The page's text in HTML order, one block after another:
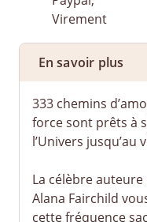
En savoir plus
333 chemins
force sont prêts à
l’Univers jusqu’au
La célèbre
Alana Fairchild
cette fréquence